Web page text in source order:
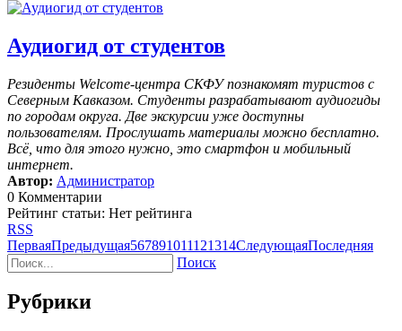
Аудиогид от студентов
Резиденты Welcome-центра СКФУ познакомят туристов с
Северным Кавказом. Студенты разрабатывают аудиогиды
по городам округа. Две экскурсии уже доступны
пользователям. Прослушать материалы можно бесплатно.
Всё, что для этого нужно, это смартфон и мобильный
интернет.
Автор: Администратор
0 Комментарии
Рейтинг статьи: Нет рейтинга
RSS
ПерваяПредыдущая567891011121314СледующаяПоследняя
Поиск
Рубрики